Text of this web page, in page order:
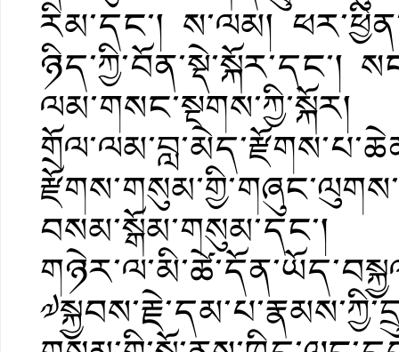
རིམ་དང་། ས་ལམ།
ཉིད་ཀྱི་བོན་སྡེ་སྐོར་དང་།
ལམ་གསང་སྔགས་ཀྱི་སྐོར།
བསམ་སྒོམ་གསུམ་དང་།